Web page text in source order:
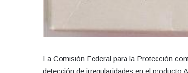
La Comisión Federal para la Protección
detección de irregularidades en el